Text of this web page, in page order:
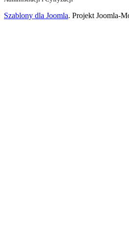
Szablony dla Joomla. Projekt Joomla-